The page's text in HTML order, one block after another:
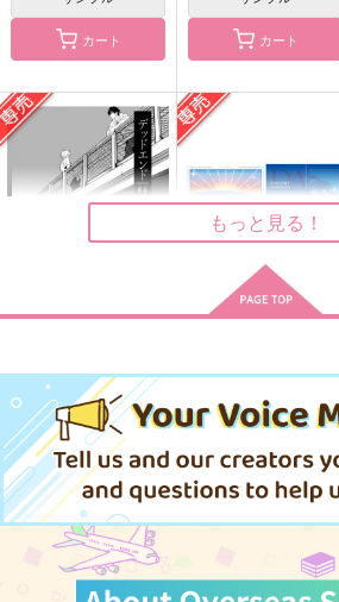
合法！ノーライクトリ
ップ！
とりあえず生で。
990円（税込）
キスしてもいいです
か？
1,100円（税込）
碧棺左馬刻×山田一郎
作品詳細
カート カート
専売 787円 （税込）
ヒプノシスマイク
碧棺左馬刻×山田一郎
サンプル
カート
どんどはれ
専売 2,829円（税込）
碧棺左馬刻×山田一郎
もっと見る！